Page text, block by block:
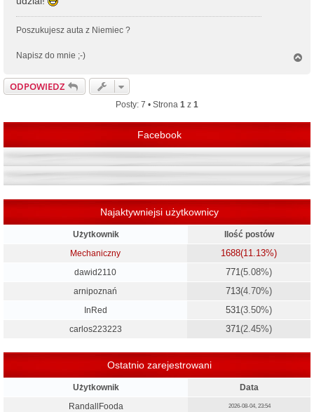
Poszukujesz auta z Niemiec ?
Napisz do mnie ;-)
ODPOWIEDZ
Posty: 7 • Strona 1 z 1
Facebook
Najaktywniejsi użytkownicy
Użytkownik
Ilość postów
Mechaniczny
1688(11.13%)
dawid2110 771 (5.08%)
arnipoznań 713(4.70%)
InRed 531 (3.50%)
carlos223223 371 (2.45%)
Ostatnio zarejestrowani
Użytkownik
Data
RandallFooda
2026-08-04, 23:54